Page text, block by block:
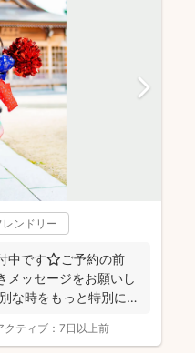
ンドリー
中です⭐️ご予約の前
メッセージをお願いし
な時をもっと特別に
クティブ： 7日以上前